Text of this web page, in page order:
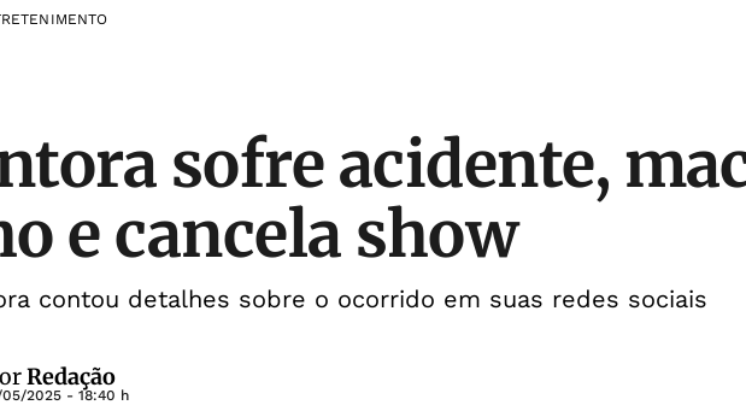
sofre acidente,
e cancela show
contou detalhes sobre o ocorrido em suas redes sociais
Redação
05/2025 - 18:40 h